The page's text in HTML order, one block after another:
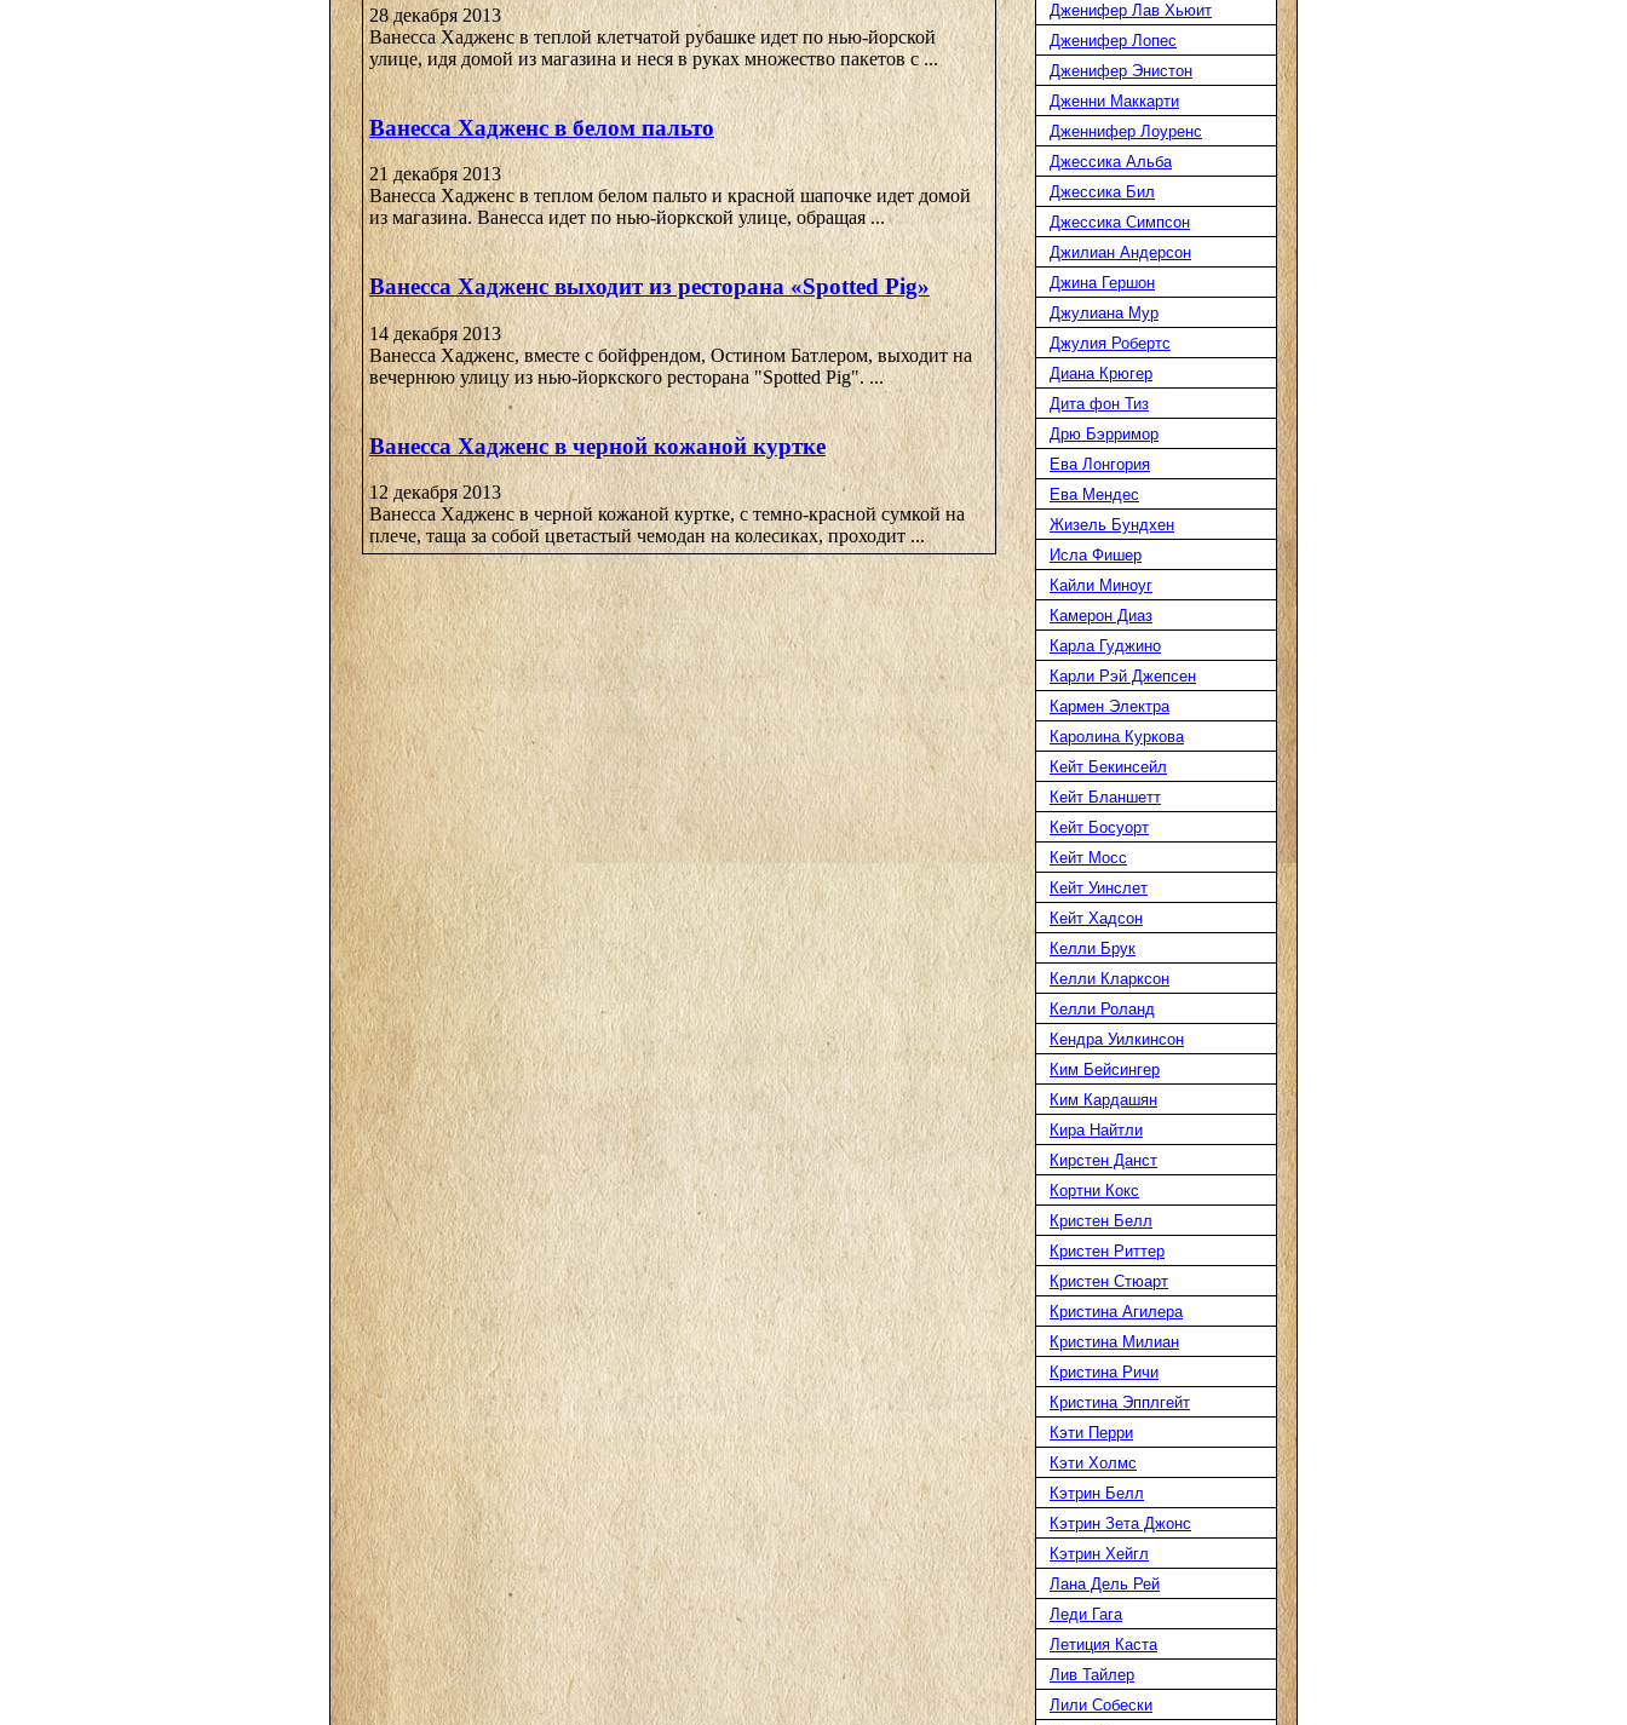
28 декабря 2013
Ванесса Хадженс в теплой клетчатой рубашке идет по нью-йорской
улице, идя домой из магазина и неся в руках множество пакетов с ...
Ванесса Хадженс в белом пальто
21 декабря 2013
Ванесса Хадженс в теплом белом пальто и красной шапочке идет домой
из магазина. Ванесса идет по нью-йоркской улице, обращая ...
Ванесса Хадженс выходит из ресторана «Spotted Pig»
14 декабря 2013
Ванесса Хадженс, вместе с бойфрендом, Остином Батлером, выходит на
вечернюю улицу из нью-йоркского ресторана "Spotted Pig". ...
Ванесса Хадженс в черной кожаной куртке
12 декабря 2013
Ванесса Хадженс в черной кожаной куртке, с темно-красной сумкой на
плече, таща за собой цветастый чемодан на колесиках, проходит ...
Дженифер Лав Хьюит
Дженифер Лопес
Дженифер Энистон
Дженни Маккарти
Дженнифер Лоуренс
Джессика Альба
Джессика Бил
Джессика Симпсон
Джилиан Андерсон
Джина Гершон
Джулиана Мур
Джулия Робертс
Диана Крюгер
Дита фон Тиз
Дрю Бэрримор
Ева Лонгория
Ева Мендес
Жизель Бундхен
Исла Фишер
Кайли Миноуг
Камерон Диаз
Карла Гуджино
Карли Рэй Джепсен
Кармен Электра
Каролина Куркова
Кейт Бекинсейл
Кейт Бланшетт
Кейт Босуорт
Кейт Мосс
Кейт Уинслет
Кейт Хадсон
Келли Брук
Келли Кларксон
Келли Роланд
Кендра Уилкинсон
Ким Бейсингер
Ким Кардашян
Кира Найтли
Кирстен Данст
Кортни Кокс
Кристен Белл
Кристен Риттер
Кристен Стюарт
Кристина Агилера
Кристина Милиан
Кристина Ричи
Кристина Эпплгейт
Кэти Перри
Кэти Холмс
Кэтрин Белл
Кэтрин Зета Джонс
Кэтрин Хейгл
Лана Дель Рей
Леди Гага
Летиция Каста
Лив Тайлер
Лили Собески